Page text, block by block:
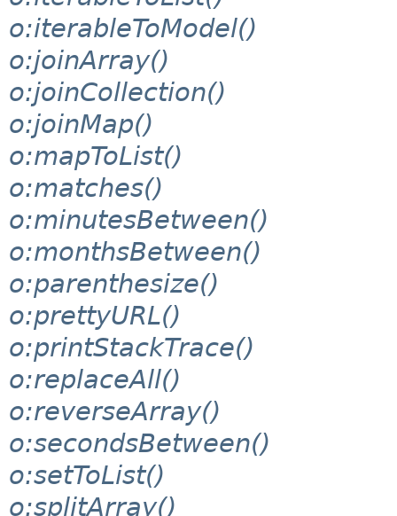
o:iterableToModel()
o:joinArray()
o:joinCollection()
o:joinMap()
o:mapToList()
o:matches()
o:minutesBetween()
o:monthsBetween()
o:parenthesize()
o:prettyURL()
o:printStackTrace()
o:replaceAll()
o:reverseArray()
o:secondsBetween()
o:setToList()
o:splitArray()